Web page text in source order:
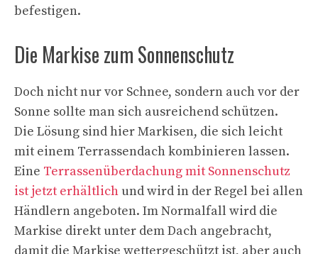
befestigen.
Die Markise zum Sonnenschutz
Doch nicht nur vor Schnee, sondern auch vor der
Sonne sollte man sich ausreichend schützen.
Die Lösung sind hier Markisen, die sich leicht
mit einem Terrassendach kombinieren lassen.
Eine Terrassenüberdachung mit Sonnenschutz
ist jetzt erhältlich und wird in der Regel bei allen
Händlern angeboten. Im Normalfall wird die
Markise direkt unter dem Dach angebracht,